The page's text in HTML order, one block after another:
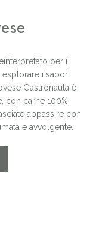
per i
i sapori
Gastronauta è
con carne 100%
appassire con
e avvolgente.